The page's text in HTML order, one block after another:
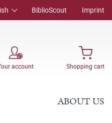
BiblioScout Imprint
account Shopping cart
ABOUT US